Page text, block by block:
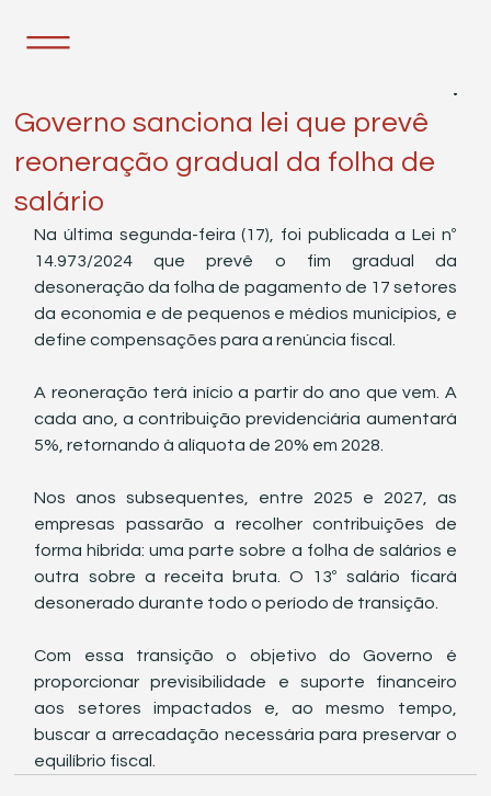
Governo sanciona lei que prevê
reoneração gradual da folha de
salário
Na última segunda-feira (17), foi publicada a Lei nº
14.973/2024 que prevê o fim gradual da
desoneração da folha de pagamento de 17 setores
da economia e de pequenos e médios municípios, e
define compensações para a renúncia fiscal.
A reoneração terá início a partir do ano que vem. A
cada ano, a contribuição previdenciária aumentará
5%, retornando à alíquota de 20% em 2028.
Nos anos subsequentes, entre 2025 e 2027, as
empresas passarão a recolher contribuições de
forma híbrida: uma parte sobre a folha de salários e
outra sobre a receita bruta. O 13º salário ficará
desonerado durante todo o período de transição.
Com essa transição o objetivo do Governo é
proporcionar previsibilidade e suporte financeiro
aos setores impactados e, ao mesmo tempo,
buscar a arrecadação necessária para preservar o
equilíbrio fiscal.